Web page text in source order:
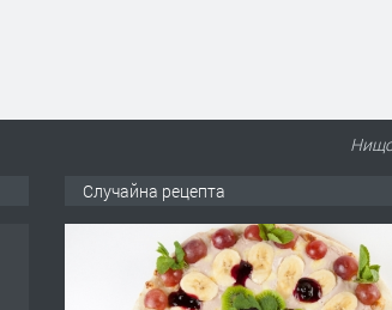
Нищо
Случайна рецепта